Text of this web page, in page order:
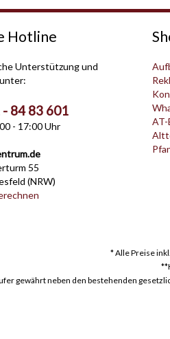
Hotline
Unterstützung und
- 84 83 601
- 17:00 Uhr
55
(NRW)
AT-
* Alle Preise
gewährt neben den bestehenden